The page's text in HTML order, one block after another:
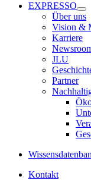
EXPRESSO
Über uns
Vision &
Karriere
JLU
Partner
Kontakt